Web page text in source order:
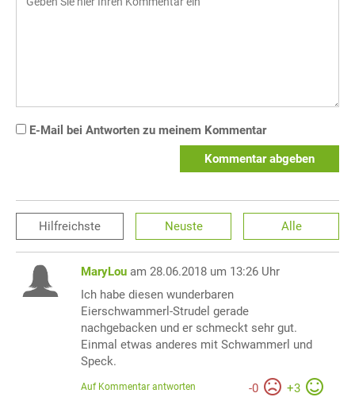
E-Mail bei Antworten zu meinem Kommentar
Kommentar abgeben
Hilfreichste Neuste Alle
MaryLou am 28.06.2018 um 13:26 Uhr
Ich habe diesen wunderbaren
Eierschwammerl-Strudel gerade
nachgebacken und er schmeckt sehr gut.
Einmal etwas anderes mit Schwammerl und
Speck.
-0 +3
Auf Kommentar antworten